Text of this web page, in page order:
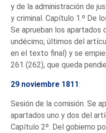
y de la administración de
y criminal. Capítulo 1.º De
Se aprueban los apartados
undécimo, últimos del
en el texto final) y se
261 (262), que queda
29 noviembre 1811:
Sesión de la comisión. Se
apartados uno y dos del
Capítulo 2º. Del gobierno